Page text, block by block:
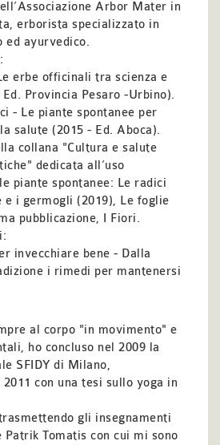
Arbor Mater in
erborista specializzato in
ed ayurvedico.
erbe officinali tra scienza e
Provincia Pesaro -Urbino).
- Le piante spontanee per
salute (2015 - Ed. Aboca).
collana "Cultura e salute
dedicata all’uso
piante spontanee: Le radici
e i germogli (2019), Le foglie
pubblicazione, I Fiori.
invecchiare bene - Dalla
i rimedi per mantenersi
al corpo "in movimento" e
ho concluso nel 2009 la
SFIDY di Milano,
con una tesi sullo yoga in
gli insegnamenti
Patrik Tomatis con cui mi sono